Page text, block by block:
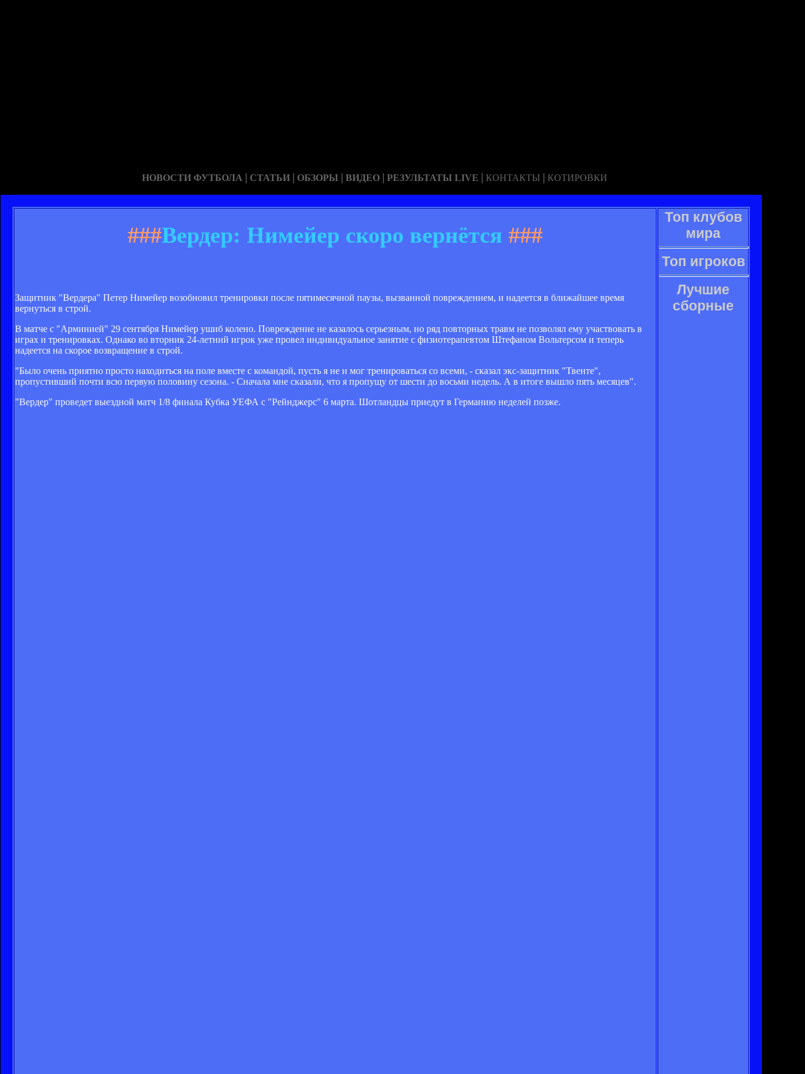
НОВОСТИ ФУТБОЛА | СТАТЬИ | ОБЗОРЫ | ВИДЕО | РЕЗУЛЬТАТЫ LIVE | КОНТАКТЫ | КОТИРОВКИ
###Вердер: Нимейер скоро вернётся ###
Защитник "Вердера" Петер Нимейер возобновил тренировки после пятимесячной паузы, вызванной повреждением, и надеется в ближайшее время
вернуться в строй.
В матче с "Арминией" 29 сентября Нимейер ушиб колено. Повреждение не казалось серьезным, но ряд повторных травм не позволял ему участвовать в
играх и тренировках. Однако во вторник 24-летний игрок уже провел индивидуальное занятие с физиотерапевтом Штефаном Вольтерсом и теперь
надеется на скорое возвращение в строй.
"Было очень приятно просто находиться на поле вместе с командой, пусть я не и мог тренироваться со всеми, - сказал экс-защитник "Твенте",
пропустивший почти всю первую половину сезона. - Сначала мне сказали, что я пропущу от шести до восьми недель. А в итоге вышло пять месяцев".
"Вердер" проведет выездной матч 1/8 финала Кубка УЕФА с "Рейнджерс" 6 марта. Шотландцы приедут в Германию неделей позже.
Топ клубов
мира
Топ игроков
Лучшие
сборные